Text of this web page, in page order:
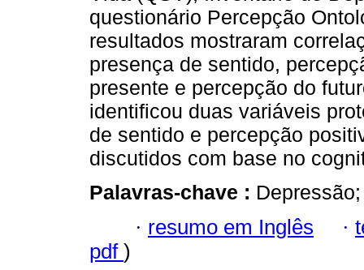
questionário Percepção
resultados mostraram
presença de sentido,
presente e percepção do
identificou duas variáveis
de sentido e percepção
discutidos com base no
Palavras-chave :
· resumo em Inglês ·
pdf )